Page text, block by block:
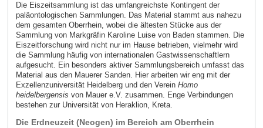
Die Eiszeitsammlung ist das umfangreichste Kontingent der
paläontologischen Sammlungen. Das Material stammt aus nahezu
dem gesamten Oberrhein, wobei die ältesten Stücke aus der
Sammlung von Markgräfin Karoline Luise von Baden stammen. Die
Eiszeitforschung wird nicht nur im Hause betrieben, vielmehr wird
die Sammlung häufig von internationalen Gastwissenschaftlern
aufgesucht. Ein besonders aktiver Sammlungsbereich umfasst das
Material aus den Mauerer Sanden. Hier arbeiten wir eng mit der
Exzellenzuniversität Heidelberg und den Verein Homo
heidelbergensis von Mauer e.V. zusammen. Enge Verbindungen
bestehen zur Universität von Heraklion, Kreta.
Die Erdneuzeit (Neogen) im Bereich am Oberrhein